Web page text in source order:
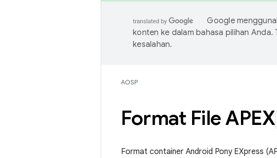
Google
konten ke dalam bahasa pilihan Anda.
kesalahan.
AOSP
Format File APEX
Format container Android Pony EXpress